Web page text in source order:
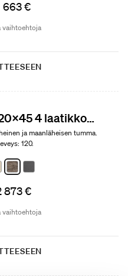
663 €
vaihtoehtoja
Poem -allaskaappi 120x45 4 laatikkoa ja malja-allas
ja maanläheisen tumma.
120.
873 €
vaihtoehtoja